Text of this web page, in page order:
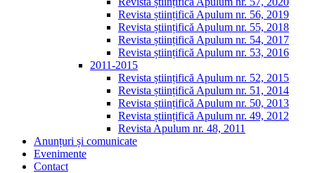
Revista științifică Apulum nr. 56, 2019
Revista științifică Apulum nr. 55, 2018
Revista științifică Apulum nr. 54, 2017
Revista științifică Apulum nr. 53, 2016
2011-2015
Revista științifică Apulum nr. 52, 2015
Revista științifică Apulum nr. 51, 2014
Revista științifică Apulum nr. 50, 2013
Revista științifică Apulum nr. 49, 2012
Revista Apulum nr. 48, 2011
Anunțuri și comunicate
Evenimente
Contact